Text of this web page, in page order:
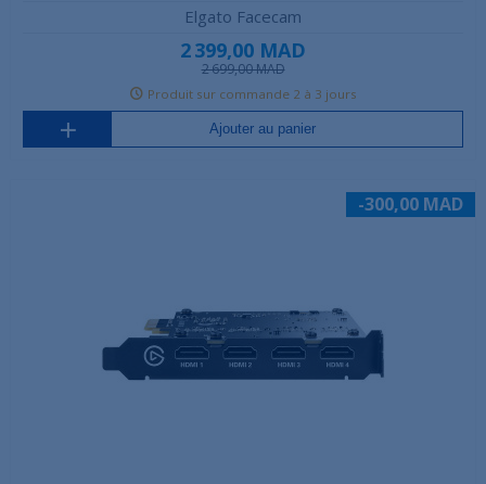
Elgato Facecam
2 399,00 MAD
2 699,00 MAD
Produit sur commande 2 à 3 jours
Ajouter au panier
-300,00 MAD